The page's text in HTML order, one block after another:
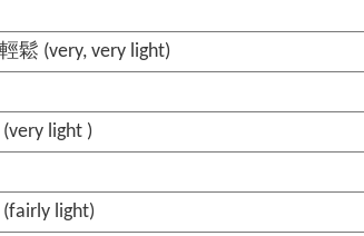
鬆 (very, very light)
light )
light)